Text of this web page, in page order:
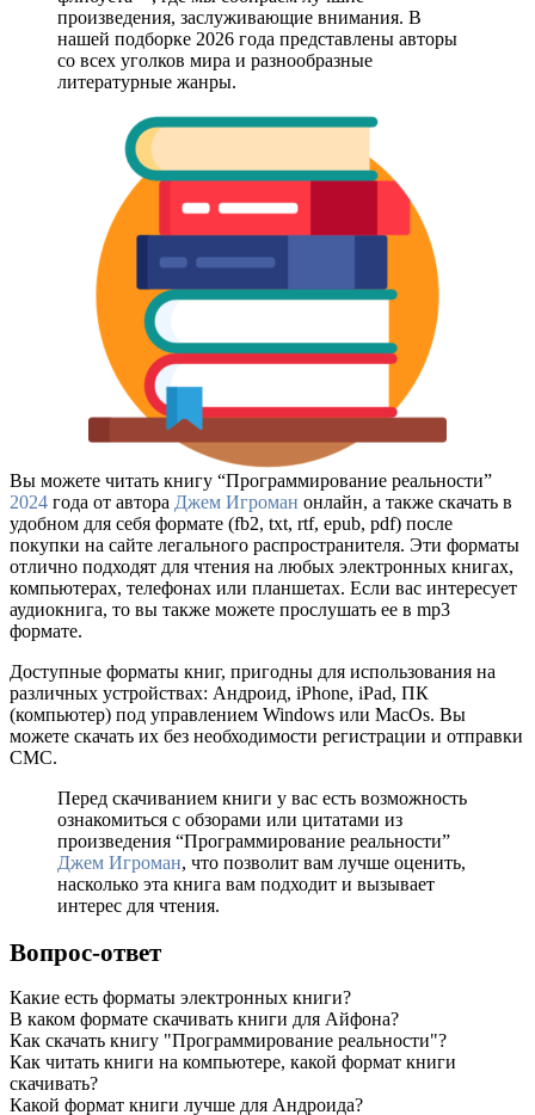
произведения, заслуживающие внимания. В
нашей подборке 2026 года представлены авторы
со всех уголков мира и разнообразные
литературные жанры.
Вы можете читать книгу “Программирование реальности”
2024 года от автора Джем Игроман онлайн, а также скачать в
удобном для себя формате (fb2, txt, rtf, epub, pdf) после
покупки на сайте легального распространителя. Эти форматы
отлично подходят для чтения на любых электронных книгах,
компьютерах, телефонах или планшетах. Если вас интересует
аудиокнига, то вы также можете прослушать ее в mp3
формате.
Доступные форматы книг, пригодны для использования на
различных устройствах: Андроид, iPhone, iPad, ПК
(компьютер) под управлением Windows или MacOs. Вы
можете скачать их без необходимости регистрации и отправки
СМС.
Перед скачиванием книги у вас есть возможность
ознакомиться с обзорами или цитатами из
произведения “Программирование реальности”
Джем Игроман, что позволит вам лучше оценить,
насколько эта книга вам подходит и вызывает
интерес для чтения.
Вопрос-ответ
Какие есть форматы электронных книги?
В каком формате скачивать книги для Айфона?
Как скачать книгу "Программирование реальности"?
Как читать книги на компьютере, какой формат книги
скачивать?
Какой формат книги лучше для Андроида?